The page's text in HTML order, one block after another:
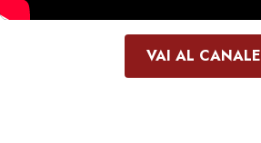
VAI AL CANALE